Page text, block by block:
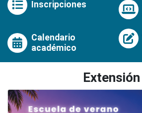
Inscripciones
Calendario
académico
Extensión